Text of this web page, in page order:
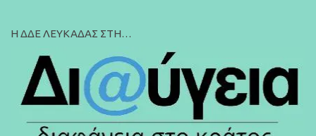
Η ΔΔΕ ΛΕΥΚΑΔΑΣ ΣΤΗ…